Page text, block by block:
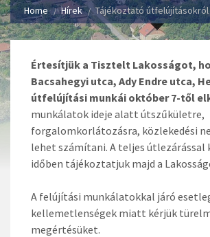
Home Hírek Tájékoztató útfelújításokról
Értesítjük a Tisztelt Lakosságot,
Bacsahegyi utca, Ady Endre utca,
útfelújítási munkái október 7-től
munkálatok ideje alatt útszűkületre,
forgalomkorlátozásra, közlekedési
lehet számítani. A teljes útlezárással
időben tájékoztatjuk majd a
A felújítási munkálatokkal járó
kellemetlenségek miatt kérjük
megértésüket.